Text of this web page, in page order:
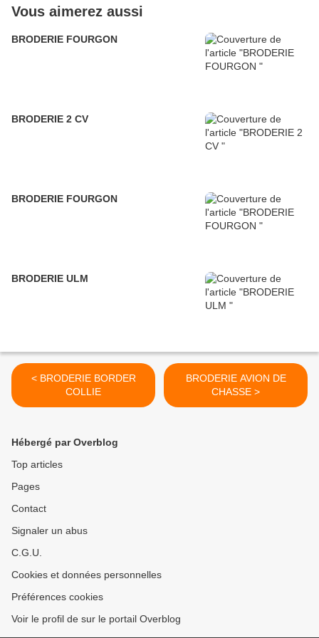
Vous aimerez aussi
BRODERIE FOURGON
BRODERIE 2 CV
BRODERIE FOURGON
BRODERIE ULM
< BRODERIE BORDER
COLLIE
BRODERIE AVION DE
CHASSE >
Hébergé par Overblog
Top articles
Pages
Contact
Signaler un abus
C.G.U.
Cookies et données personnelles
Préférences cookies
Voir le profil de sur le portail Overblog